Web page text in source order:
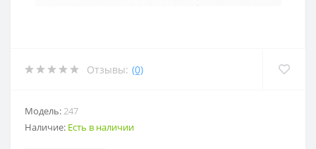
Отзывы: (0)
Модель:247
Наличие: Есть в наличии